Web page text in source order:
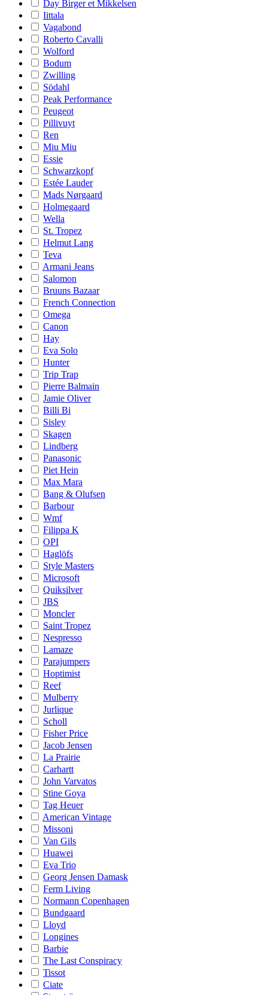
Day Birger et Mikkelsen
Iittala
Vagabond
Roberto Cavalli
Wolford
Bodum
Zwilling
Södahl
Peak Performance
Peugeot
Pillivuyt
Ren
Miu Miu
Essie
Schwarzkopf
Estée Lauder
Mads Nørgaard
Holmegaard
Wella
St. Tropez
Helmut Lang
Teva
Armani Jeans
Salomon
Bruuns Bazaar
French Connection
Omega
Canon
Hay
Eva Solo
Hunter
Trip Trap
Pierre Balmain
Jamie Oliver
Billi Bi
Sisley
Skagen
Lindberg
Panasonic
Piet Hein
Max Mara
Bang & Olufsen
Barbour
Wmf
Filippa K
OPI
Haglöfs
Style Masters
Microsoft
Quiksilver
JBS
Moncler
Saint Tropez
Nespresso
Lamaze
Parajumpers
Hoptimist
Reef
Mulberry
Jurlique
Scholl
Fisher Price
Jacob Jensen
La Prairie
Carhartt
John Varvatos
Stine Goya
Tag Heuer
American Vintage
Missoni
Van Gils
Huawei
Eva Trio
Georg Jensen Damask
Ferm Living
Normann Copenhagen
Bundgaard
Lloyd
Longines
Barbie
The Last Conspiracy
Tissot
Ciate